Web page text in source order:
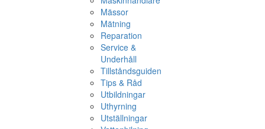
Mässor
Mätning
Reparation
Service &
Underhåll
Tillståndsguiden
Tips & Råd
Utbildningar
Uthyrning
Utställningar